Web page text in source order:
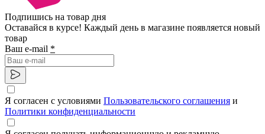
Подпишись на товар дня
Оставайся в курсе! Каждый день в магазине появляется новый
товар
Ваш e-mail *
Я согласен с условиями Пользовательского соглашения и
Политики конфиденциальности